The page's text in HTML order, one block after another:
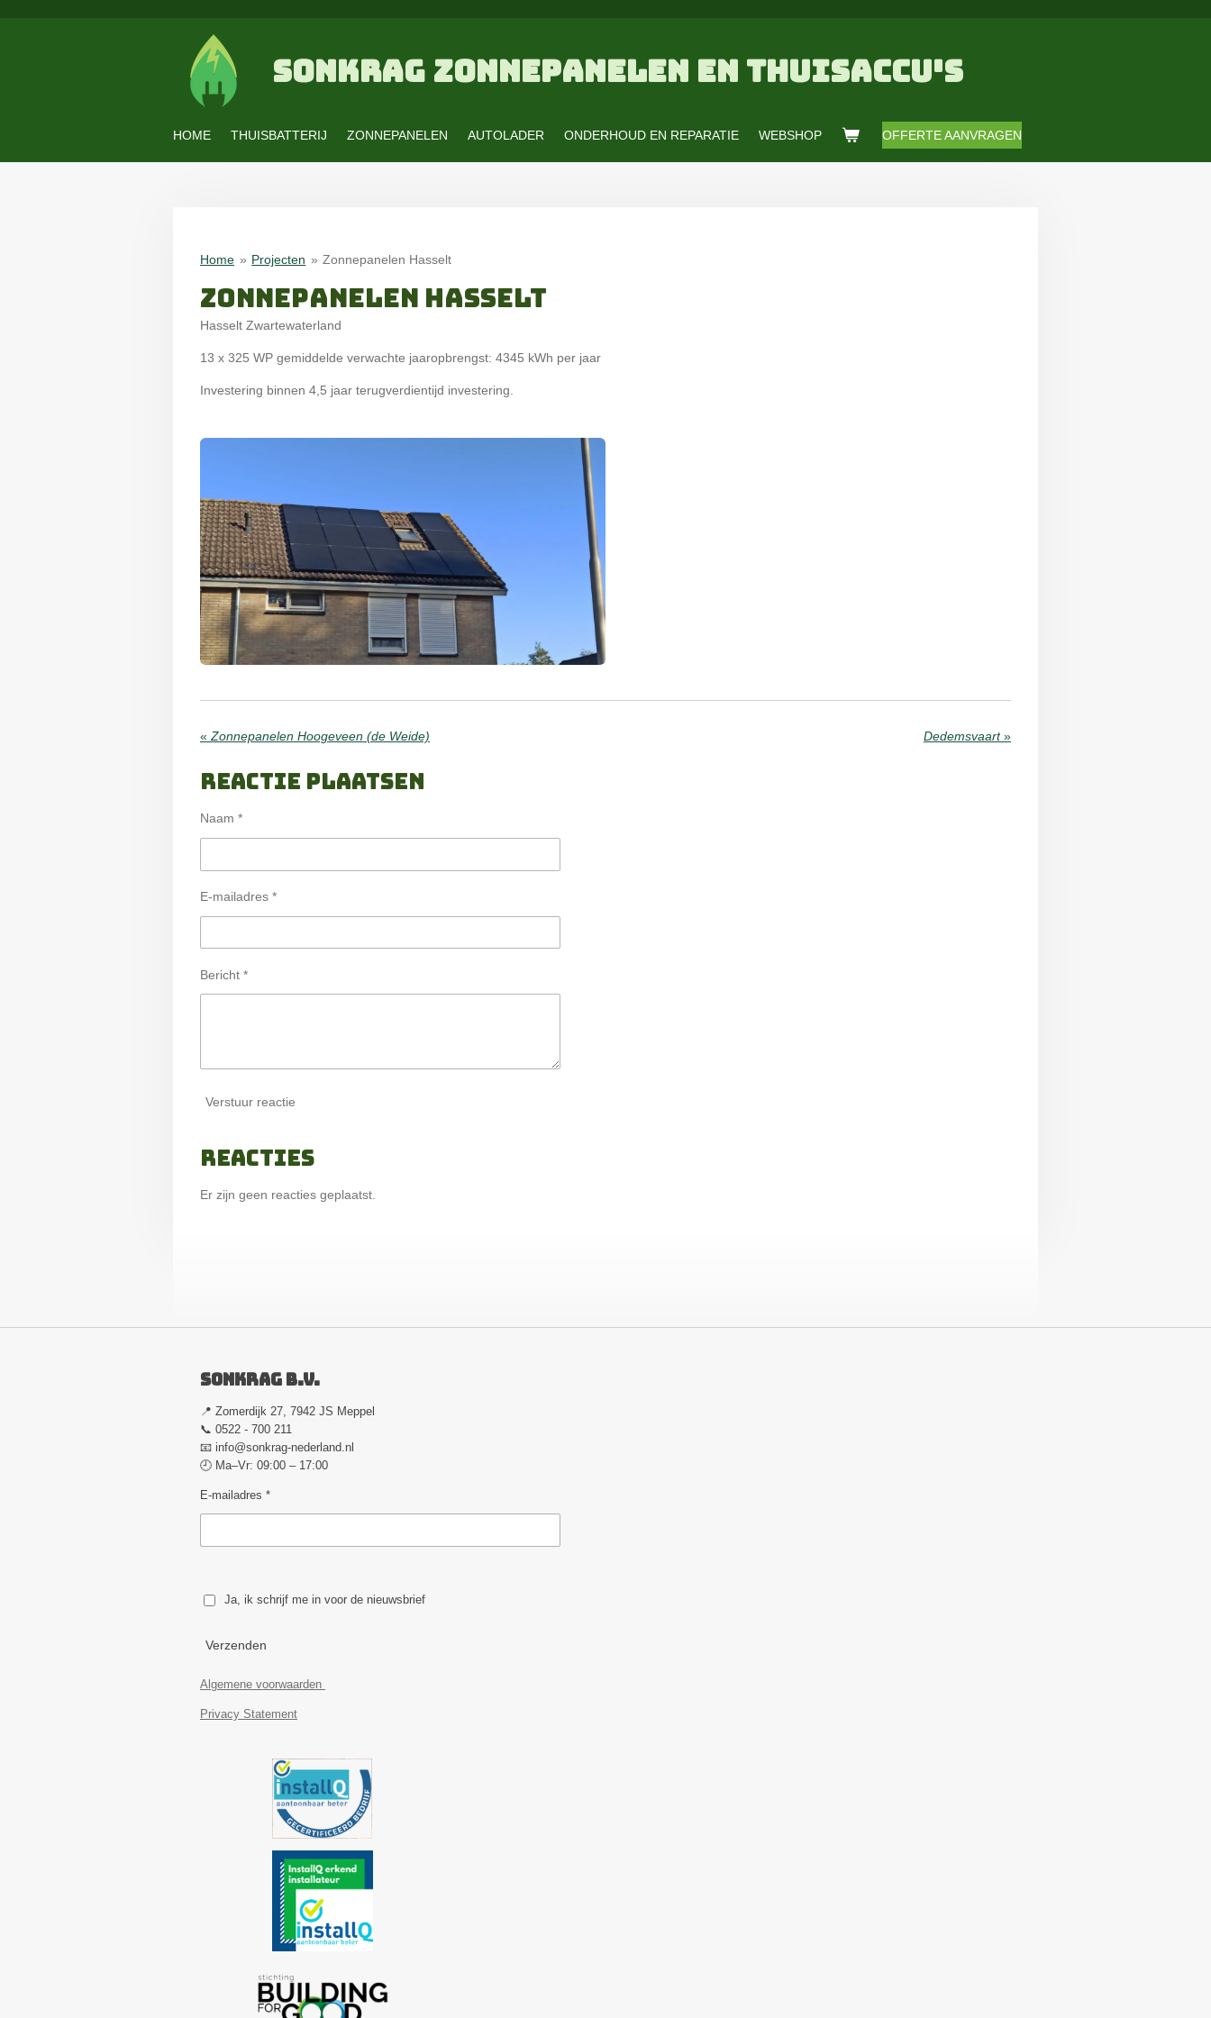
SONKRAG ZONNEPANELEN EN THUISACCU'S
HOME THUISBATTERIJ ZONNEPANELEN AUTOLADER ONDERHOUD EN REPARATIE WEBSHOP OFFERTE AANVRAGEN
Home » Projecten » Zonnepanelen Hasselt
ZONNEPANELEN HASSELT
Hasselt Zwartewaterland
13 x 325 WP gemiddelde verwachte jaaropbrengst: 4345 kWh per jaar
Investering binnen 4,5 jaar terugverdientijd investering.
« Zonnepanelen Hoogeveen (de Weide) Dedemsvaart »
Reactie plaatsen
Naam *
E-mailadres *
Bericht *
Verstuur reactie
Reacties
Er zijn geen reacties geplaatst.
Sonkrag B.V.
📍 Zomerdijk 27, 7942 JS Meppel
📞 0522 - 700 211
📧 info@sonkrag-nederland.nl
🕘 Ma–Vr: 09:00 – 17:00
E-mailadres *
Ja, ik schrijf me in voor de nieuwsbrief
Verzenden
Algemene voorwaarden
Privacy Statement